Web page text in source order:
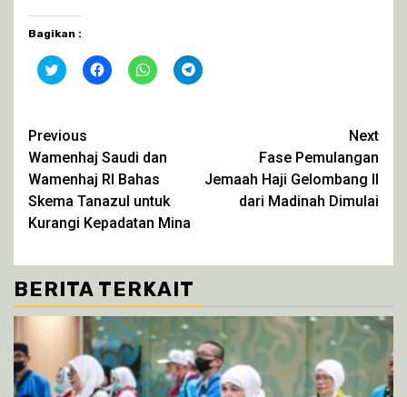
Bagikan :
Klik
untuk
jendela
yang
baru)
Klik
untuk
yang
baru)
Klik
untuk
baru)
Klik
untuk
Continue
Reading
Previous
Wamenhaj Saudi dan
Wamenhaj RI Bahas
Skema Tanazul untuk
Kurangi Kepadatan Mina
Next
Fase Pemulangan
Jemaah Haji Gelombang II
dari Madinah Dimulai
BERITA TERKAIT